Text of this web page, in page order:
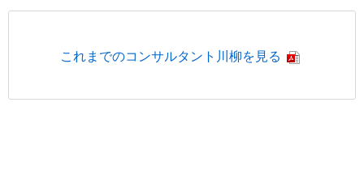
これまでのコンサルタント川柳を見る